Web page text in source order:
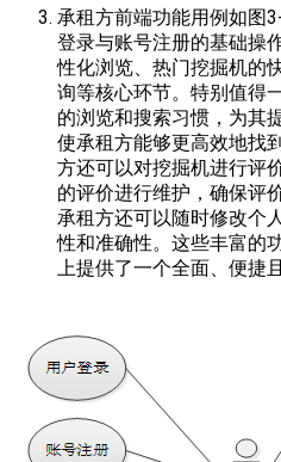
承租方前端功能用例如图
登录与账号注册的基础操
性化浏览、热门挖掘机的
询等核心环节。特别值得
的浏览和搜索习惯，为其
使承租方能够更高效地找
方还可以对挖掘机进行评
的评价进行维护，确保评
承租方还可以随时修改个
性和准确性。这些丰富的
上提供了一个全面、便捷